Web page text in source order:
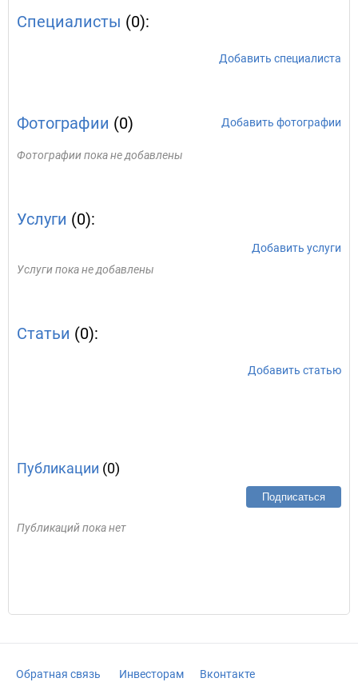
Специалисты (0):
Добавить специалиста
Фотографии (0) Добавить фотографии
Фотографии пока не добавлены
Услуги (0):
Добавить услуги
Услуги пока не добавлены
Статьи (0):
Добавить статью
Публикации (0)
Подписаться
Публикаций пока нет
Обратная связь Инвесторам Вконтакте